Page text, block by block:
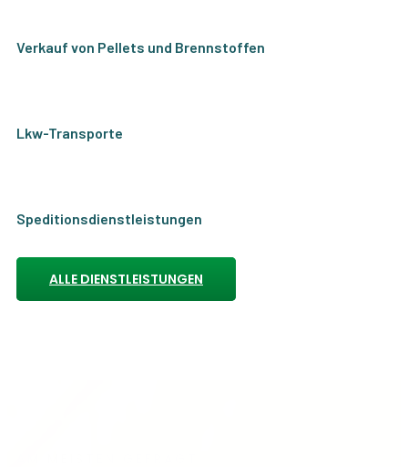
Verkauf von Pellets und Brennstoffen
Lkw-Transporte
Speditionsdienstleistungen
ALLE DIENSTLEISTUNGEN